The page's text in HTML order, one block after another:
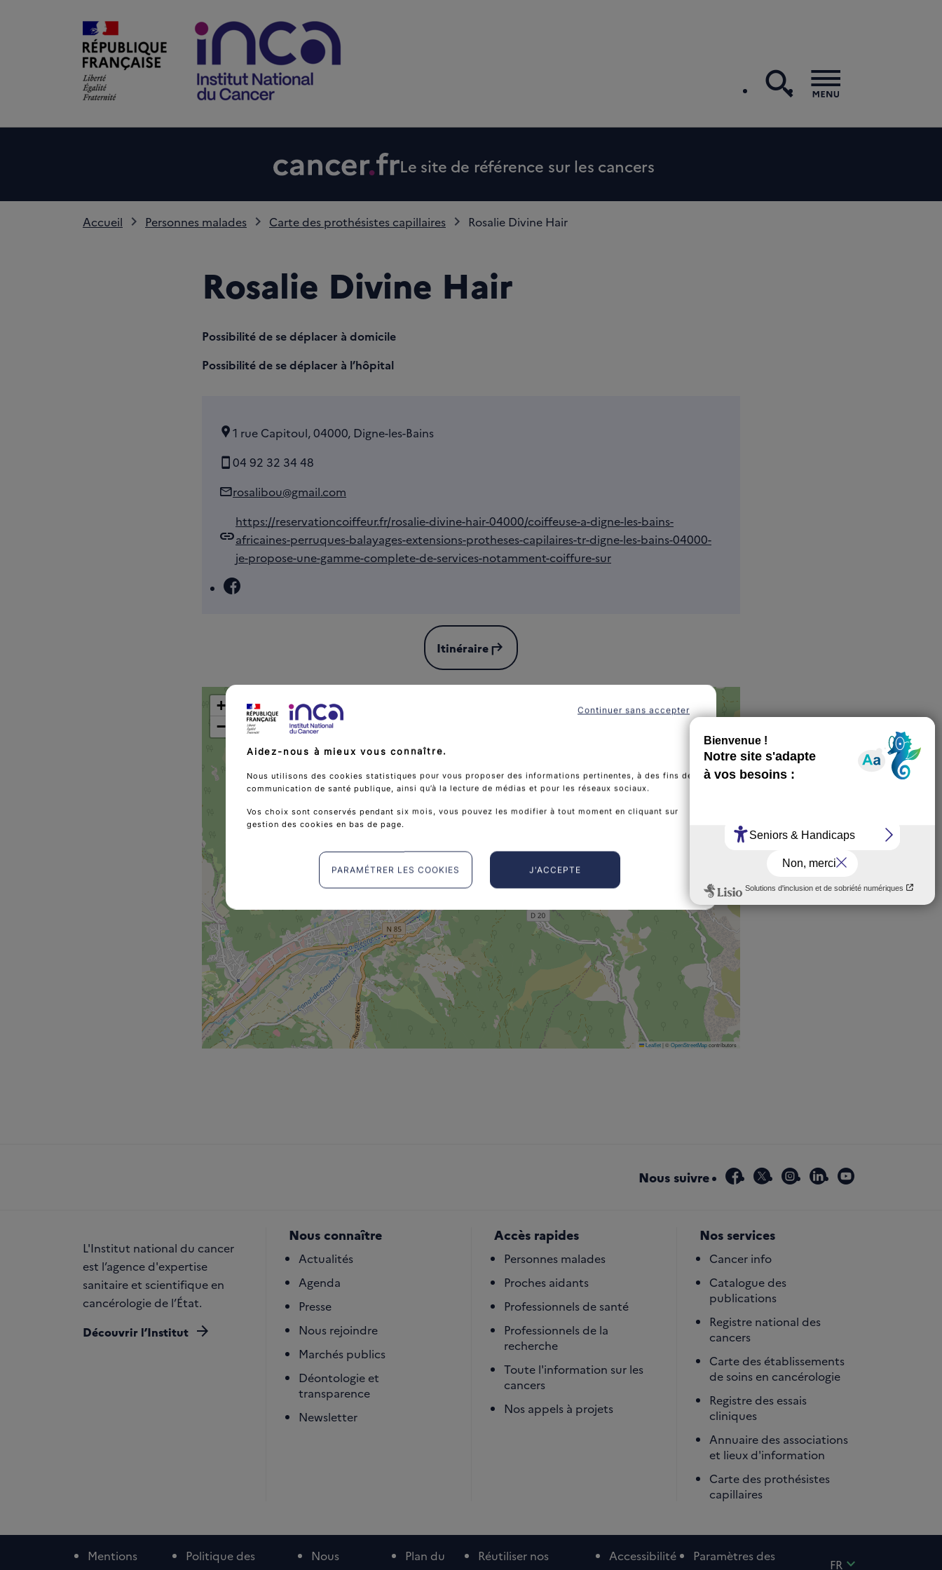
recherche
Menu
Le site de référence sur les cancers
Accueil Personnes malades Carte des prothésistes capillaires Rosalie Divine Hair
Rosalie Divine Hair
Possibilité de se déplacer à domicile
Possibilité de se déplacer à l’hôpital
1 rue Capitoul, 04000, Digne-les-Bains
04 92 32 34 48
rosalibou@gmail.com
link
https://reservationcoiffeur.fr/rosalie-divine-hair-04000/coiffeuse-a-digne-les-bains-
africaines-perruques-balayages-extensions-protheses-capilaires-tr-digne-les-bains-04000-
je-propose-une-gamme-complete-de-services-notamment-coiffure-sur
Facebook
Itinérairesubdirectory_arrow_left
Rosalie Divine Hair
+
−
Leaflet| ©OpenStreetMapcontributors
Nous suivre facebook
x instagram
linkedinyoutube
L'Institut national du cancer
est l’agence d'expertise
sanitaire et scientifique en
cancérologie de l’État.
Découvrir l’Institut arrow_forward
Nous connaître
Actualités
Agenda
Presse
Nous rejoindre
Marchés publics
Déontologie et
transparence
Newsletter
Accès rapides
Personnes malades
Proches aidants
Professionnels de santé
Professionnels de la
recherche
Toute l'information sur les
cancers
Nos appels à projets
Nos services
Cancer info
Catalogue des
publications
Registre national des
cancers
Carte des établissements
de soins en cancérologie
Registre des essais
cliniques
Annuaire des associations
et lieux d'information
Carte des prothésistes
capillaires
Mentions
Politique des
Nous
Plan du
Réutiliser nos
Accessibilité
Paramètres des
FR expand_more
Aidez-nous à mieux vous connaître.
Nous utilisons des cookies statistiques pour vous proposer des informations pertinentes, à des fins de
communication de santé publique, ainsi qu’à la lecture de médias et pour les réseaux sociaux.
Vos choix sont conservés pendant six mois, vous pouvez les modifier à tout moment en cliquant sur
gestion des cookies en bas de page.
J'ACCEPTE
PARAMÉTRER LES COOKIES
Continuer sans accepter